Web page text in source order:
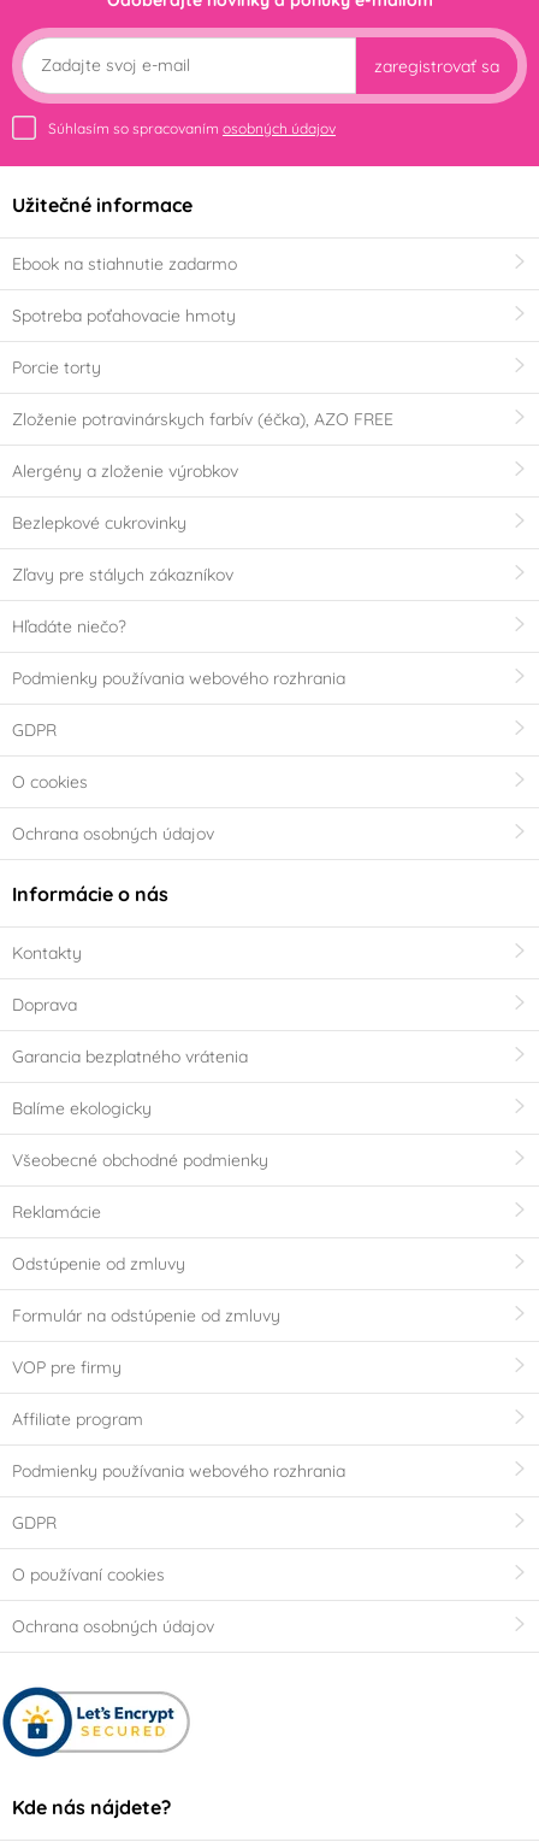
VÝPRODEJ - Poslední šance ke koupi
zaregistrovať sa
Súhlasím so spracovaním osobných údajov
Užitečné informace
Ebook na stiahnutie zadarmo
Spotreba poťahovacie hmoty
Porcie torty
Zloženie potravinárskych farbív (éčka), AZO FREE
Alergény a zloženie výrobkov
Bezlepkové cukrovinky
Zľavy pre stálych zákazníkov
Hľadáte niečo?
Podmienky používania webového rozhrania
GDPR
O cookies
Ochrana osobných údajov
Informácie o nás
Kontakty
Doprava
Garancia bezplatného vrátenia
Balíme ekologicky
Všeobecné obchodné podmienky
Reklamácie
Odstúpenie od zmluvy
Formulár na odstúpenie od zmluvy
VOP pre firmy
Affiliate program
Podmienky používania webového rozhrania
GDPR
O používaní cookies
Ochrana osobných údajov
Kde nás nájdete?